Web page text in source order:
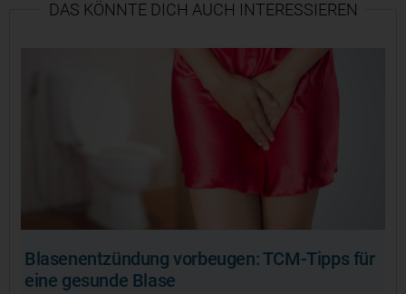
DAS KÖNNTE DICH AUCH INTERESSIEREN
Blasenentzündung vorbeugen: TCM-Tipps für
eine gesunde Blase